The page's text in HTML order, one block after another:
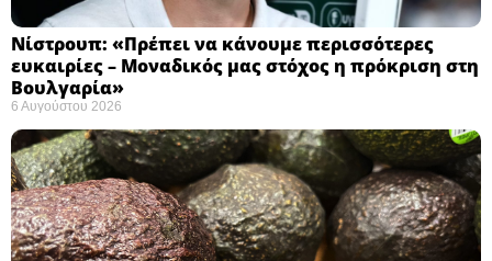
Νίστρουπ: «Πρέπει να κάνουμε περισσότερες
ευκαιρίες – Μοναδικός μας στόχος η πρόκριση στη
Βουλγαρία» ​
6 Αυγούστου 2026